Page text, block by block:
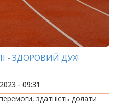
- ЗДОРОВИЙ ДУХ!
- 09:31
здатність долати